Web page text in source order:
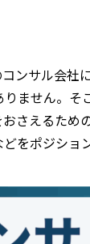
コンサル会
ません。
さえるため
をポジショ